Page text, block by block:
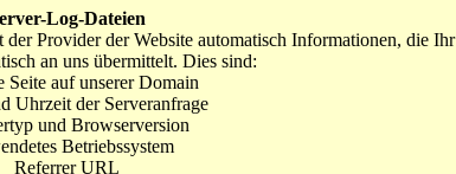
Log-Dateien
Provider der Website automatisch Informationen, die Ihr
an uns übermittelt. Dies sind:
Seite auf unserer Domain
Uhrzeit der Serveranfrage
und Browserversion
Betriebssystem
Referrer URL